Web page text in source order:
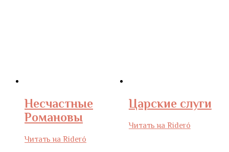
Несчастные
Романовы
Читать на Rideró
Царские слуги
Читать на Rideró